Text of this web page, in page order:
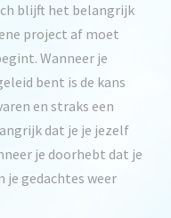
blijft het belangrijk
project af moet
Wanneer je
bent is de kans
en straks een
dat je je jezelf
je doorhebt dat je
je gedachtes weer